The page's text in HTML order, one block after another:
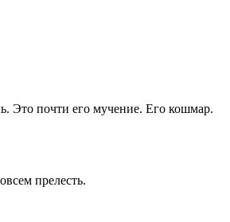
Это почти его мучение. Его кошмар.
прелесть.